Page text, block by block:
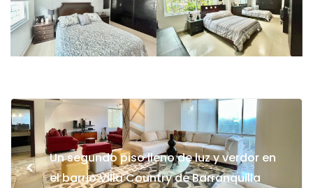
<
Un segundo piso lleno de luz y verdor en
el barrio Villa Country de Barranquilla